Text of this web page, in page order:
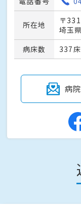
所在地
〒
埼玉
病床数
337床
病